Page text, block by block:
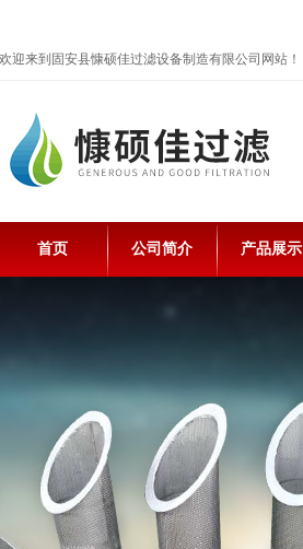
欢迎来到固安县慷硕佳过滤设备制造有限公司网站！
首页 公司简介 产品展示